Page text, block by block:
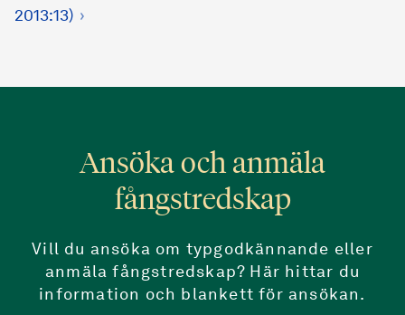
2013:13)
Ansöka och anmäla
fångstredskap
Vill du ansöka om typgodkännande eller
anmäla fångstredskap? Här hittar du
information och blankett för ansökan.